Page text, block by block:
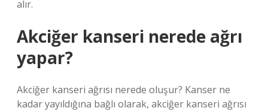
alır.
Akciğer kanseri nerede ağrı
yapar?
Akciğer kanseri ağrısı nerede oluşur? Kanser ne
kadar yayıldığına bağlı olarak, akciğer kanseri ağrısı